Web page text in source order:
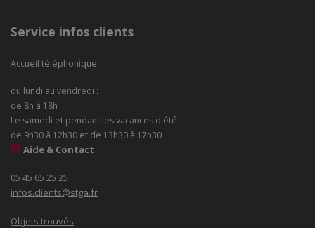
Service infos clients
Accueil téléphonique
du lundi au vendredi :
de 8h à 18h
Le samedi et pendant les vacances d'été
de 9h30 à 12h30 et de 13h30 à 17h30
Aide & Contact
05 45 65 25 25
infos.clients@stga.fr
Objets trouvés